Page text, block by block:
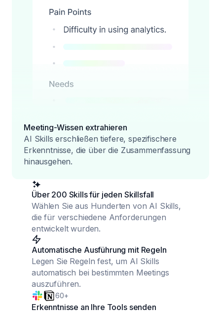
Meeting-Wissen extrahieren
AI Skills erschließen tiefere, spezifischere
Erkenntnisse, die über die Zusammenfassung
hinausgehen.
Über 200 Skills für jeden Skillsfall
Wählen Sie aus Hunderten von AI Skills,
die für verschiedene Anforderungen
entwickelt wurden.
Automatische Ausführung mit Regeln
Legen Sie Regeln fest, um AI Skills
automatisch bei bestimmten Meetings
auszuführen.
60+
Erkenntnisse an Ihre Tools senden